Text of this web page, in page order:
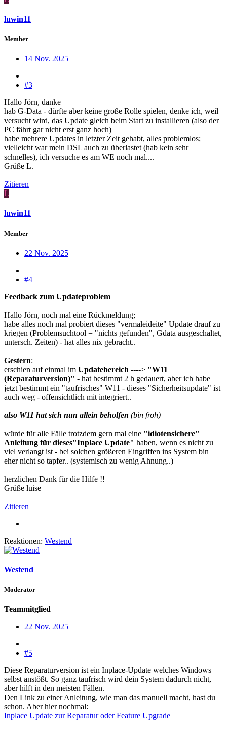
luwin11
Member
14 Nov. 2025
#3
Hallo Jörn, danke
hab G-Data - dürfte aber keine große Rolle spielen, denke ich, weil
versucht wird, das Update gleich beim Start zu installieren (also der
PC fährt gar nicht erst ganz hoch)
habe mehrere Updates in letzter Zeit gehabt, alles problemlos;
vielleicht war mein DSL auch zu überlastet (hab kein sehr
schnelles), ich versuche es am WE noch mal....
Grüße L.
Zitieren
L
luwin11
Member
22 Nov. 2025
#4
Feedback zum Updateproblem
Hallo Jörn, noch mal eine Rückmeldung;
habe alles noch mal probiert dieses "vermaleideite" Update drauf zu
kriegen (Problemsuchtool = "nichts gefunden", Gdata ausgeschaltet,
untersch. Zeiten) - hat alles nix gebracht..
Gestern:
erschien auf einmal im Updatebereich ----> "W11
(Reparaturversion)" - hat bestimmt 2 h gedauert, aber ich habe
jetzt bestimmt ein "taufrisches" W11 - dieses "Sicherheitsupdate" ist
auch weg - offensichtlich mit integriert..
also W11 hat sich nun allein beholfen (bin froh)
würde für alle Fälle trotzdem gern mal eine "idiotensichere"
Anleitung für dieses"Inplace Update" haben, wenn es nicht zu
viel verlangt ist - bei solchen größeren Eingriffen ins System bin
eher nicht so tapfer.. (systemisch zu wenig Ahnung..)
herzlichen Dank für die Hilfe !!
Grüße luise
Zitieren
Reaktionen: Westend
Westend
Moderator
Teammitglied
22 Nov. 2025
#5
Diese Reparaturversion ist ein Inplace-Update welches Windows
selbst anstößt. So ganz taufrisch wird dein System dadurch nicht,
aber hilft in den meisten Fällen.
Den Link zu einer Anleitung, wie man das manuell macht, hast du
schon. Aber hier nochmal:
Inplace Update zur Reparatur oder Feature Upgrade